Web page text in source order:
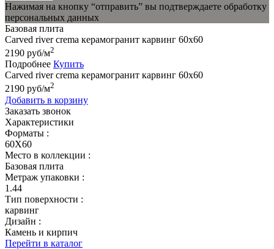
Нажимая на кнопку “отправить” вы подтверждаете обработку
персональных данных
Базовая плита
Carved river crema керамогранит карвинг 60x60
2190 руб/м2
Подробнее Купить
Carved river crema керамогранит карвинг 60x60
2190 руб/м2
Добавить в корзину
Заказать звонок
Характеристики
Форматы :
60X60
Место в коллекции :
Базовая плита
Метраж упаковки :
1.44
Тип поверхности :
карвинг
Дизайн :
Камень и кирпич
Перейти в каталог